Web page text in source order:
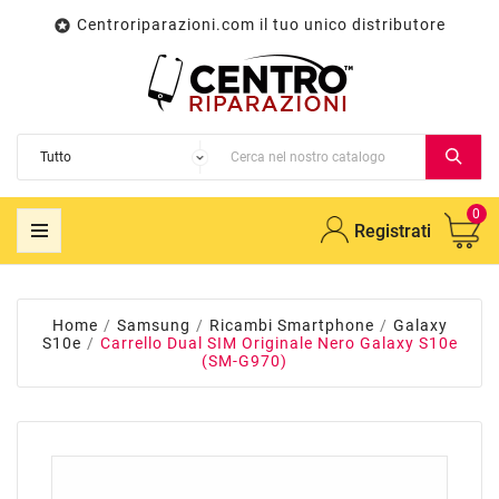
 Centroriparazioni.com il tuo unico distributore
Registrati
0
Home Samsung Ricambi Smartphone
Galaxy
S10e
Carrello Dual SIM Originale Nero Galaxy S10e
(SM-G970)